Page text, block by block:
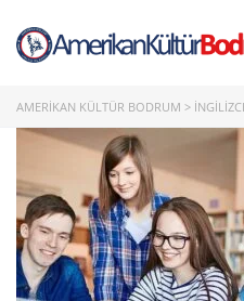
AMERIKAN KÜLTÜR BODRUM >